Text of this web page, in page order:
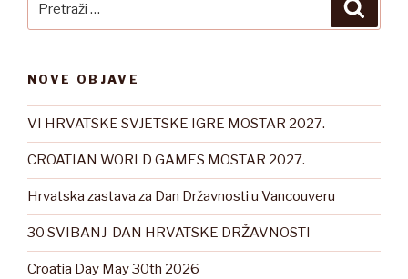
NOVE OBJAVE
VI HRVATSKE SVJETSKE IGRE MOSTAR 2027.
CROATIAN WORLD GAMES MOSTAR 2027.
Hrvatska zastava za Dan Državnosti u Vancouveru
30 SVIBANJ-DAN HRVATSKE DRŽAVNOSTI
Croatia Day May 30th 2026